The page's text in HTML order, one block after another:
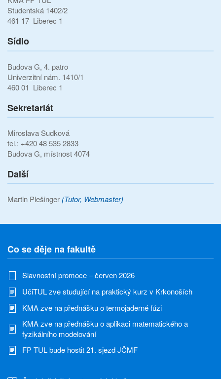
Studentská 1402/2
461 17 Liberec 1
Sídlo
Budova G, 4. patro
Univerzitní nám. 1410/1
460 01 Liberec 1
Sekretariát
Miroslava Sudková
tel.: +420 48 535 2833
Budova G, místnost 4074
Další
Martin Plešinger (Tutor, Webmaster)
Co se děje na fakultě
Slavnostní promoce – červen 2026
UčiTUL zve studující na praktický kurz v Krkonoších
KMA zve na přednášku o termojaderné fúzi
KMA zve na přednášku o aplikaci matematického a
fyzikálního modelování
FP TUL bude hostit 21. sjezd JČMF